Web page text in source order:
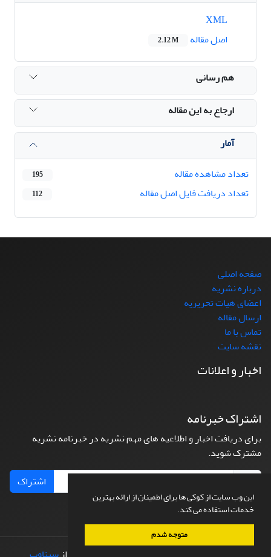
این وب سایت از کوکی ها برای اطمینان از ارائه بهترین
خدمات استفاده می کند.
متوجه شدم
اصل مقاله
2.12 M
هم رسانی
ارجاع به این مقاله
آمار
تعداد مشاهده مقاله
195
تعداد دریافت فایل اصل مقاله 112
صفحه اصلی
درباره نشریه
اعضای هیات تحریریه
ارسال مقاله
تماس با ما
نقشه سایت
اخبار و اعلانات
اشتراک خبرنامه
برای دریافت اخبار و اطلاعیه های مهم نشریه در خبرنامه نشریه
مشترک شوید.
اشتراک